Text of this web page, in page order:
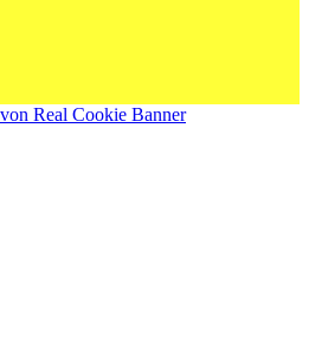
Real Cookie Banner